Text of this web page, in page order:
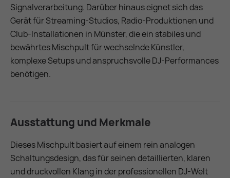
Signalverarbeitung. Darüber hinaus eignet sich das
Gerät für Streaming-Studios, Radio-Produktionen und
Club-Installationen in Münster, die ein stabiles und
bewährtes Mischpult für wechselnde Künstler,
komplexe Setups und anspruchsvolle DJ-Performances
benötigen.
Ausstattung und Merkmale
Dieses Mischpult basiert auf einem rein analogen
Schaltungsdesign, das für seinen detaillierten, klaren
und druckvollen Klang in der professionellen DJ-Welt